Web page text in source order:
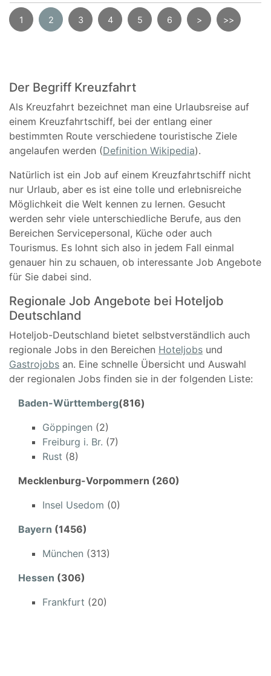
1 2 3 4 5 6 > >>
Der Begriff Kreuzfahrt
Als Kreuzfahrt bezeichnet man eine Urlaubsreise auf
einem Kreuzfahrtschiff, bei der entlang einer
bestimmten Route verschiedene touristische Ziele
angelaufen werden (Definition Wikipedia).
Natürlich ist ein Job auf einem Kreuzfahrtschiff nicht
nur Urlaub, aber es ist eine tolle und erlebnisreiche
Möglichkeit die Welt kennen zu lernen. Gesucht
werden sehr viele unterschiedliche Berufe, aus den
Bereichen Servicepersonal, Küche oder auch
Tourismus. Es lohnt sich also in jedem Fall einmal
genauer hin zu schauen, ob interessante Job Angebote
für Sie dabei sind.
Regionale Job Angebote bei Hoteljob
Deutschland
Hoteljob-Deutschland bietet selbstverständlich auch
regionale Jobs in den Bereichen Hoteljobs und
Gastrojobs an. Eine schnelle Übersicht und Auswahl
der regionalen Jobs finden sie in der folgenden Liste:
Baden-Württemberg(816)
Göppingen (2)
Freiburg i. Br. (7)
Rust (8)
Mecklenburg-Vorpommern (260)
Insel Usedom (0)
Bayern (1456)
München (313)
Hessen (306)
Frankfurt (20)